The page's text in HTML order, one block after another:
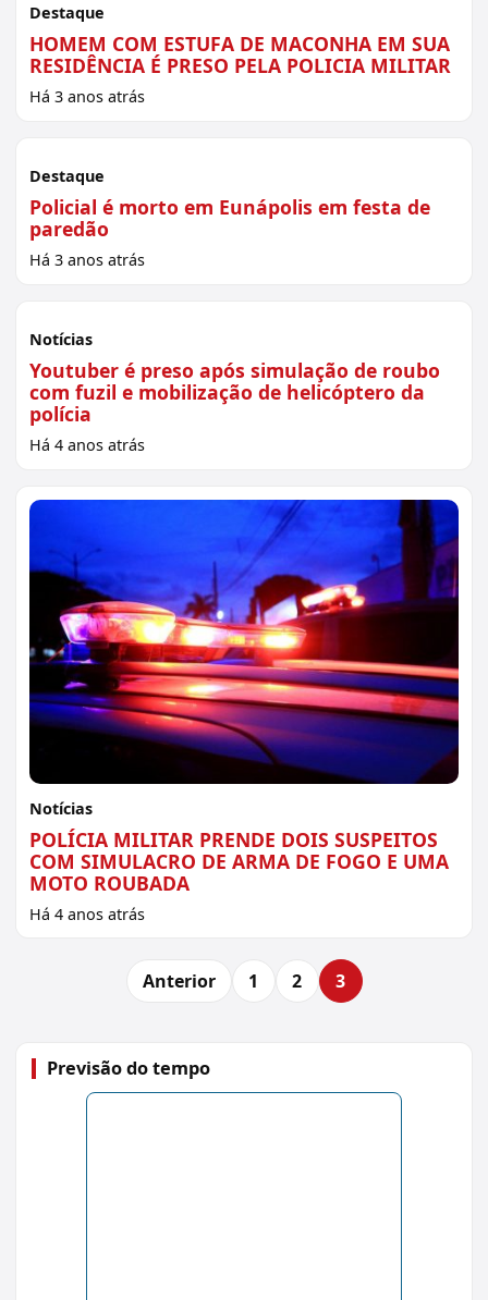
Destaque
HOMEM COM ESTUFA DE MACONHA EM SUA
RESIDÊNCIA É PRESO PELA POLICIA MILITAR
Há 3 anos atrás
Destaque
Policial é morto em Eunápolis em festa de
paredão
Há 3 anos atrás
Notícias
Youtuber é preso após simulação de roubo
com fuzil e mobilização de helicóptero da
polícia
Há 4 anos atrás
Notícias
POLÍCIA MILITAR PRENDE DOIS SUSPEITOS
COM SIMULACRO DE ARMA DE FOGO E UMA
MOTO ROUBADA
Há 4 anos atrás
Anterior 1 2 3
Previsão do tempo